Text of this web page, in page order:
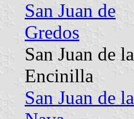
San Juan de
Gredos
San Juan de la
Encinilla
San Juan de la